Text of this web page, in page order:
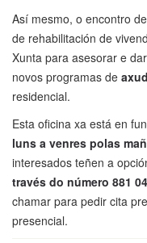
Así mesmo, o encontro
de rehabilitación de
Xunta para asesorar e
novos programas de
residencial.
Esta oficina xa está en
luns a venres polas
interesados teñen a
través do número 881
chamar para pedir cita
presencial.